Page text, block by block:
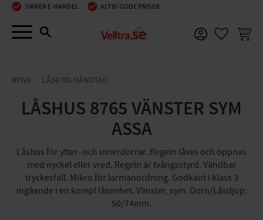
Menu
SIKKER E-HANDEL ALTID GODE PRISER
BYGG LÅSE OG HÅNDTAG
LÅSHUS 8765 VÄNSTER SYM
ASSA
Låshus för ytter- och innerdörrar. Regeln låses och öppnas
med nyckel eller vred. Regeln är tvångsstyrd. Vändbar
tryckesfall. Mikro för larmanordning. Godkänt i klass 3
ingående i en kompl låsenhet. Vänster, sym. Dorn/Låsdjup:
50/74mm.